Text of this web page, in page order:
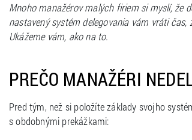
Mnoho manažérov malých firiem si myslí, že
nastavený systém delegovania vám vráti
Ukážeme vám, ako na to.
PREČO MANAŽÉRI
Pred tým, než si položíte základy svojho
s obdobnými prekážkami: